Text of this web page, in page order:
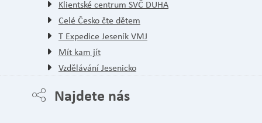
Klientské centrum SVČ DUHA
Celé Česko čte dětem
T Expedice Jeseník VMJ
Mít kam jít
Vzdělávání Jesenicko
Najdete nás